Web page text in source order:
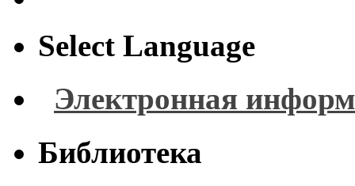
Select Language
Электронная
Библиотека